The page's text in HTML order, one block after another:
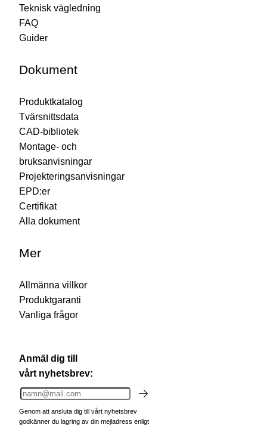
Teknisk vägledning
FAQ
Guider
Dokument
Produktkatalog
Tvärsnittsdata
CAD-bibliotek
Montage- och
bruksanvisningar
Projekteringsanvisningar
EPD:er
Certifikat
Alla dokument
Mer
Allmänna villkor
Produktgaranti
Vanliga frågor
Anmäl dig till
vårt nyhetsbrev:
Genom att ansluta dig till vårt nyhetsbrev
godkänner du lagring av din mejladress enligt